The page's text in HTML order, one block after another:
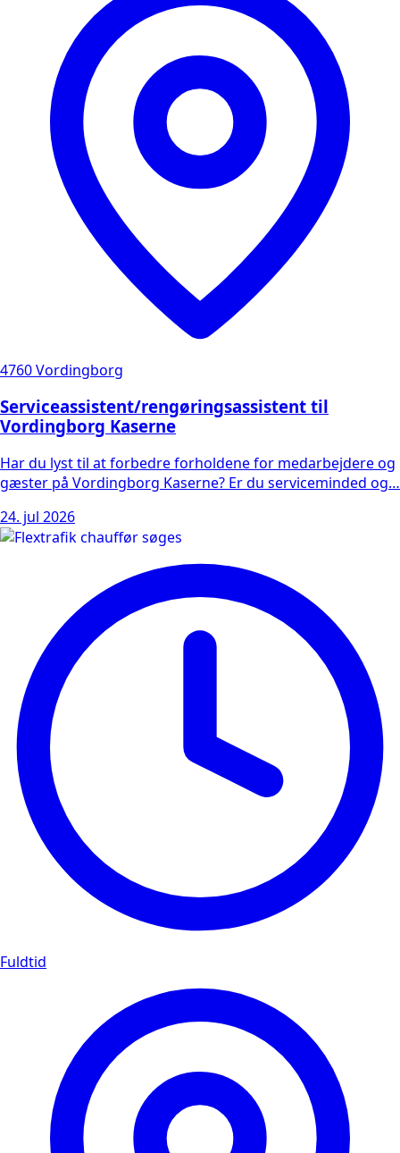
4760 Vordingborg
Serviceassistent/rengøringsassistent til
Vordingborg Kaserne
Har du lyst til at forbedre forholdene for medarbejdere og
gæster på Vordingborg Kaserne? Er du serviceminded og…
24. jul 2026
Fuldtid